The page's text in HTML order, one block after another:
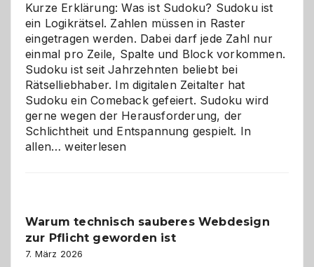
Kurze Erklärung: Was ist Sudoku? Sudoku ist
ein Logikrätsel. Zahlen müssen in Raster
eingetragen werden. Dabei darf jede Zahl nur
einmal pro Zeile, Spalte und Block vorkommen.
Sudoku ist seit Jahrzehnten beliebt bei
Rätselliebhaber. Im digitalen Zeitalter hat
Sudoku ein Comeback gefeiert. Sudoku wird
gerne wegen der Herausforderung, der
Schlichtheit und Entspannung gespielt. In
allen…Sudoku
den
Logikrätseln
weiterlesen
Warum technisch sauberes Webdesign
zur Pflicht geworden ist
7. März 2026